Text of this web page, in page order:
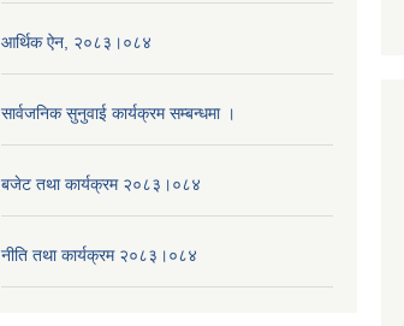
आर्थिक ऐन, २०८३।०८४
सार्वजनिक सुनुवाई कार्यक्रम सम्बन्धमा ।
बजेट तथा कार्यक्रम २०८३।०८४
नीति तथा कार्यक्रम २०८३।०८४